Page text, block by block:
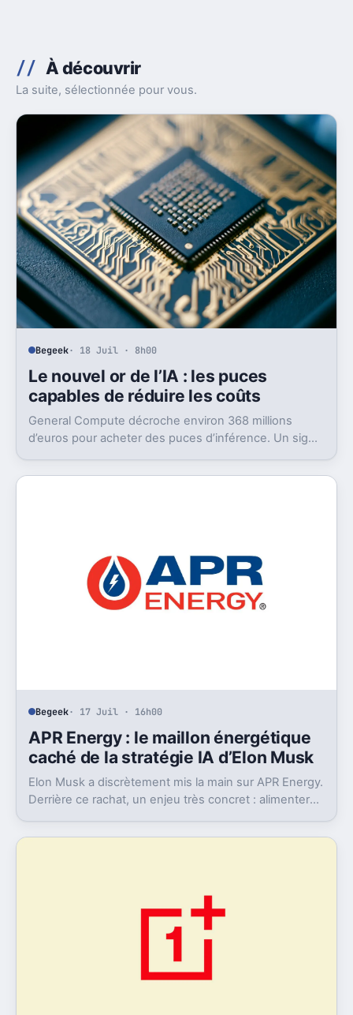
À découvrir
La suite, sélectionnée pour vous.
Begeek· 18 Juil · 8h00
Le nouvel or de l’IA : les puces
capables de réduire les coûts
General Compute décroche environ 368 millions
d’euros pour acheter des puces d’inférence. Un signal
Begeek· 17 Juil · 16h00
APR Energy : le maillon énergétique
caché de la stratégie IA d’Elon Musk
Elon Musk a discrètement mis la main sur APR Energy.
Derrière ce rachat, un enjeu très concret : alimenter